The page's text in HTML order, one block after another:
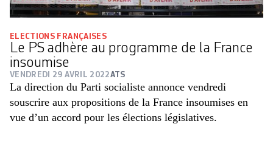
ELECTIONS FRANÇAISES
Le PS adhère au programme de la France
insoumise
VENDREDI 29 AVRIL 2022ATS
La direction du Parti socialiste annonce vendredi
souscrire aux propositions de la France insoumises en
vue d’un accord pour les élections législatives.